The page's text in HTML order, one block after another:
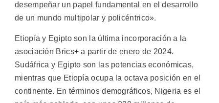
desempeñar un papel fundamental en el desarrollo
de un mundo multipolar y policéntrico».
Etiopía y Egipto son la última incorporación a la
asociación Brics+ a partir de enero de 2024.
Sudáfrica y Egipto son las potencias económicas,
mientras que Etiopía ocupa la octava posición en el
continente. En términos demográficos, Nigeria es el